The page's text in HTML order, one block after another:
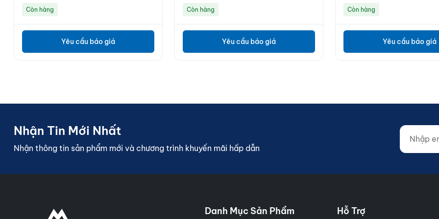
Còn hàng
Yêu cầu báo giá
Còn hàng
Yêu cầu báo giá
Còn hàng
Yêu cầu báo giá
Nhận Tin Mới Nhất
Nhận thông tin sản phẩm mới và chương trình khuyến mãi hấp dẫn
Nhập
Website
Danh Mục Sản Phẩm Hỗ Trợ